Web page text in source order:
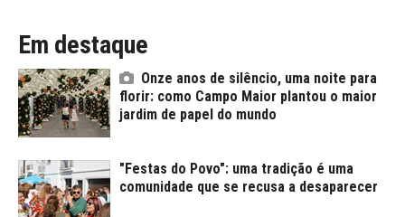
Em destaque
Onze anos de silêncio, uma noite para
florir: como Campo Maior plantou o maior
jardim de papel do mundo
"Festas do Povo": uma tradição é uma
comunidade que se recusa a desaparecer